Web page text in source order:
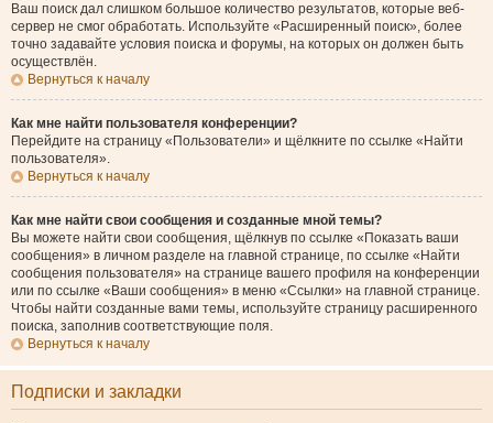
Ваш поиск дал слишком большое количество результатов, которые веб-
сервер не смог обработать. Используйте «Расширенный поиск», более
точно задавайте условия поиска и форумы, на которых он должен быть
осуществлён.
Вернуться к началу
Как мне найти пользователя конференции?
Перейдите на страницу «Пользователи» и щёлкните по ссылке «Найти
пользователя».
Вернуться к началу
Как мне найти свои сообщения и созданные мной темы?
Вы можете найти свои сообщения, щёлкнув по ссылке «Показать ваши
сообщения» в личном разделе на главной странице, по ссылке «Найти
сообщения пользователя» на странице вашего профиля на конференции
или по ссылке «Ваши сообщения» в меню «Ссылки» на главной странице.
Чтобы найти созданные вами темы, используйте страницу расширенного
поиска, заполнив соответствующие поля.
Вернуться к началу
Подписки и закладки